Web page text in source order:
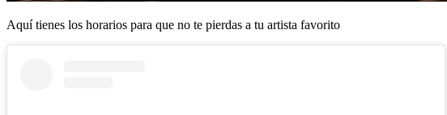
Aquí tienes los horarios para que no te pierdas a tu artista favorito